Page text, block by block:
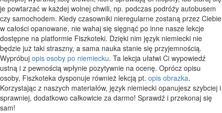
je powtarzać w każdej wolnej chwili, np. podczas podróży autobusem
czy samochodem. Kiedy czasowniki nieregularne zostaną przez Ciebie
w całości opanowane, nie wahaj się sięgnąć po inne nasze lekcje
dostępne na platformie Fiszkoteki. Dzięki nim język niemiecki nie
będzie już taki straszny, a sama nauka stanie się przyjemnością.
Wypróbuj opis osoby po niemiecku. Ta lekcja ułatwi Ci wypowiedź
ustną i z pewnością wpłynie pozytywnie na ocenę. Oprócz opisu
osoby, Fiszkoteka dysponuje również lekcją pt. opis obrazka.
Korzystając z naszych materiałów, język niemiecki opanujesz szybciej i
sprawniej, dodatkowo całkowicie za darmo! Sprawdź i przekonaj się
sam!